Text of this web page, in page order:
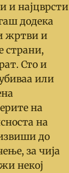
и најцврсти
додека
жртви и
страни,
Сто и
или
на
на
до
за чија
некој